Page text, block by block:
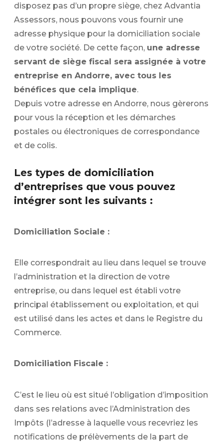
disposez pas d’un propre siège, chez Advantia
Assessors, nous pouvons vous fournir une
adresse physique pour la domiciliation sociale
de votre société. De cette façon, une adresse
servant de siège fiscal sera assignée à votre
entreprise en Andorre, avec tous les
bénéfices que cela implique.
Depuis votre adresse en Andorre, nous gèrerons
pour vous la réception et les démarches
postales ou électroniques de correspondance
et de colis.
Les types de domiciliation
d’entreprises que vous pouvez
intégrer sont les suivants :
Domiciliation Sociale :
Elle correspondrait au lieu dans lequel se trouve
l’administration et la direction de votre
entreprise, ou dans lequel est établi votre
principal établissement ou exploitation, et qui
est utilisé dans les actes et dans le Registre du
Commerce.
Domiciliation Fiscale :
C’est le lieu où est situé l’obligation d’imposition
dans ses relations avec l’Administration des
Impôts (l’adresse à laquelle vous recevriez les
notifications de prélèvements de la part de